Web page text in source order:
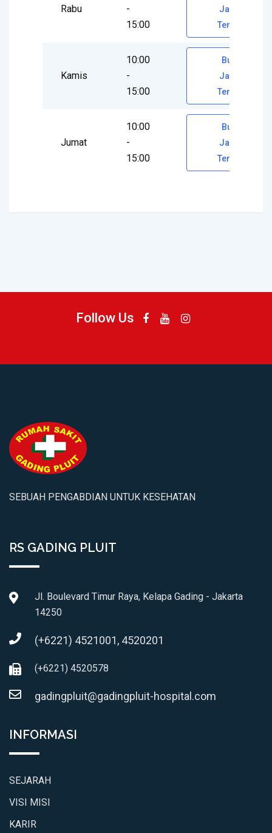
Rabu
-
15:00
Janji
Temu
Kamis
10:00
-
15:00
Buat
Janji
Temu
Jumat
10:00
-
15:00
Buat
Janji
Temu
Follow Us
SEBUAH PENGABDIAN UNTUK KESEHATAN
RS GADING PLUIT
Jl. Boulevard Timur Raya, Kelapa Gading - Jakarta
14250
(+6221) 4521001, 4520201
(+6221) 4520578
gadingpluit@gadingpluit-hospital.com
INFORMASI
SEJARAH
VISI MISI
KARIR